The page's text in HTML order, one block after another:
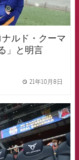
ルド・クーマ
」と明言
21年10月8日
badge